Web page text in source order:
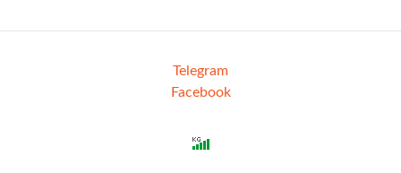
Telegram
Facebook